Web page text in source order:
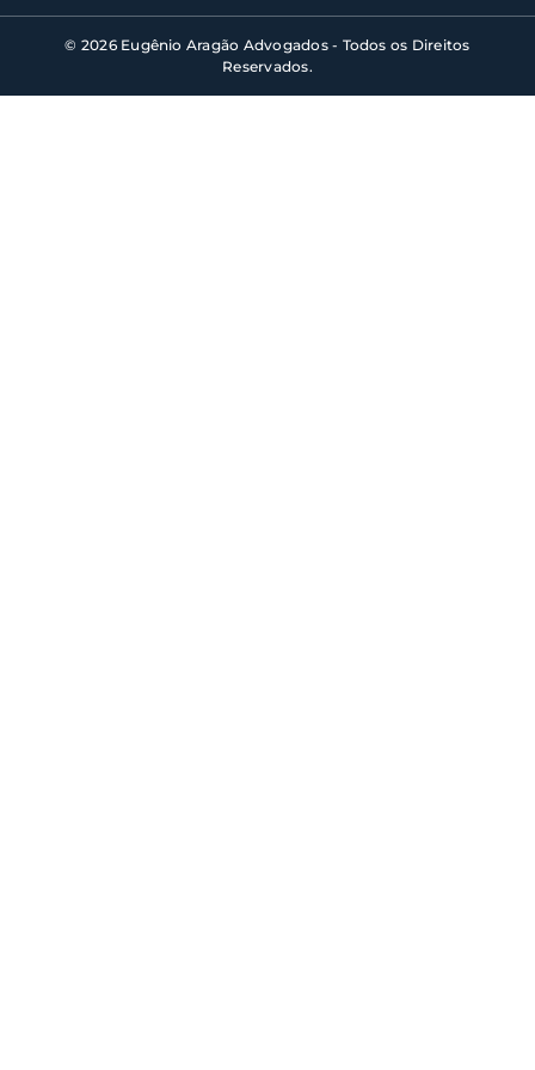
© 2026 Eugênio Aragão Advogados - Todos os Direitos
Reservados.